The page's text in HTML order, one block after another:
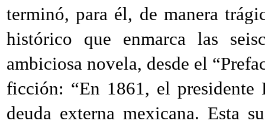
terminó, para él, de manera
histórico que enmarca las
ambiciosa novela, desde el
ficción: “En 1861, el presidente
deuda externa mexicana. Esta